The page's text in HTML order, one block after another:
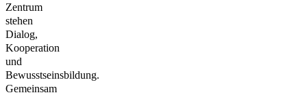
Zentrum
stehen
Dialog,
Kooperation
und
Bewusstseinsbildung.
Gemeinsam